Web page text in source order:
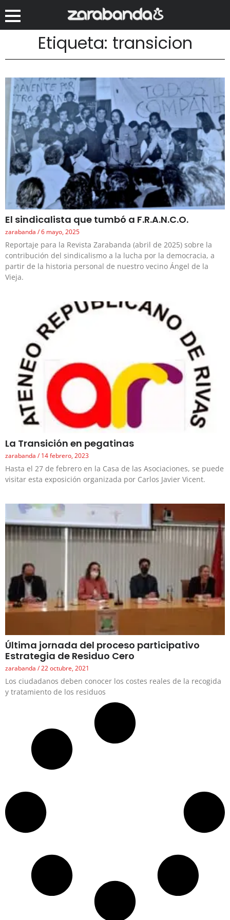
Etiqueta: transicion
El sindicalista que tumbó a F.R.A.N.C.O.
zarabanda 6 mayo, 2025
Reportaje para la Revista Zarabanda (abril de 2025) sobre la
contribución del sindicalismo a la lucha por la democracia, a
partir de la historia personal de nuestro vecino Ángel de la
Vieja.
La Transición en pegatinas
zarabanda 14 febrero, 2023
Hasta el 27 de febrero en la Casa de las Asociaciones, se puede
visitar esta exposición organizada por Carlos Javier Vicent.
Última jornada del proceso participativo
Estrategia de Residuo Cero
zarabanda 22 octubre, 2021
Los ciudadanos deben conocer los costes reales de la recogida
y tratamiento de los residuos